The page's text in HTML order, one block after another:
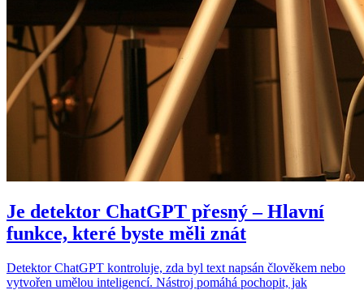
Je detektor ChatGPT přesný – Hlavní
funkce, které byste měli znát
Detektor ChatGPT kontroluje, zda byl text napsán člověkem nebo
vytvořen umělou inteligencí. Nástroj pomáhá pochopit, jak